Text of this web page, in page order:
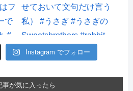
Instagram でフォロー
事が気に入ったら